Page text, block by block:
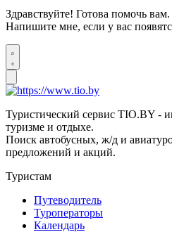
Здравствуйте! Готова помочь вам.
Напишите мне, если у вас
Туристический сервис TIO.BY -
туризме и отдыхе.
Поиск автобусных, ж/д и
предложений и акций.
Туристам
Путеводитель
Туроператоры
Календарь